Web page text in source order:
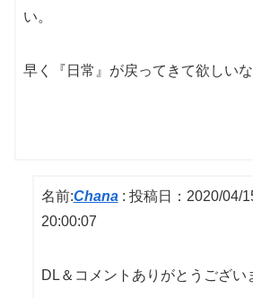
い。
早く『日常』が戻ってきて欲しいな
名前:Chana: 投稿日：2020/04/
20:00:07
DL＆コメントありがとうござい